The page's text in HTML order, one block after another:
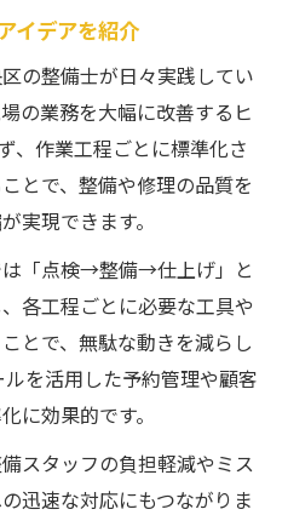
イデアを紹介
の整備士が日々実践してい
の業務を大幅に改善するヒ
、作業工程ごとに標準化さ
とで、整備や修理の品質を
実現できます。
「点検→整備→仕上げ」と
各工程ごとに必要な工具や
とで、無駄な動きを減らし
を活用した予約管理や顧客
に効果的です。
スタッフの負担軽減やミス
迅速な対応にもつながりま